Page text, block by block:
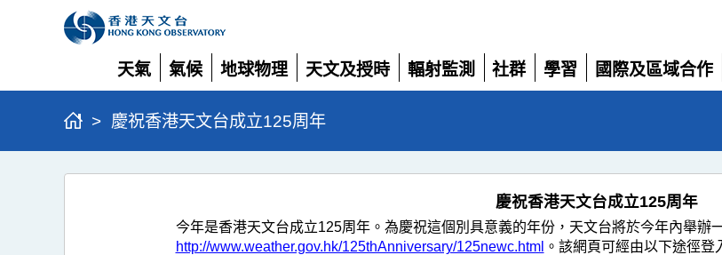
天氣
展
開
氣候
展
開
地球物理
展
開
天文及授時
展
開
輻射監測
展
社群
展
學習
展
國際及區域合作
展
> 慶祝香港天文台成立125周年
慶
慶祝香港天文台成立125周年
今年是香港天文台成立125周年。為慶祝這個別具意義的年份，天文台將於今年內舉辦
http://www.weather.gov.hk/125thAnniversary/125newc.html 。該網頁可經由以下途徑登